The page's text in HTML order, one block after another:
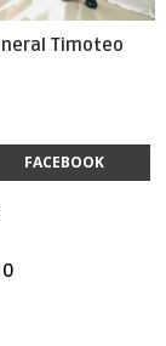
Timoteo
FACEBOOK